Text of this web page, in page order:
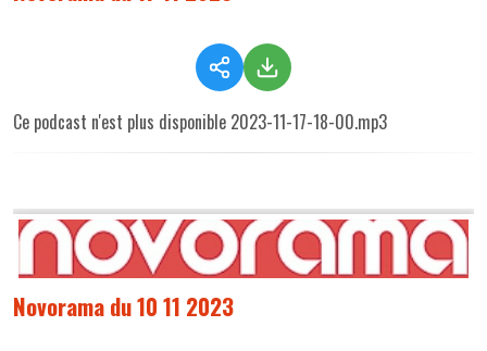
Ce podcast n'est plus disponible 2023-11-17-18-00.mp3
Novorama du 10 11 2023